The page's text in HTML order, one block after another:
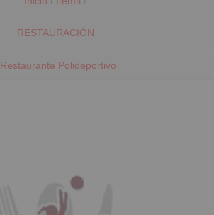
RESTAURACIÓN
Restaurante Polideportivo